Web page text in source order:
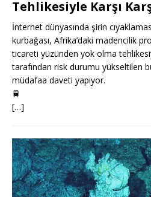
Tehlikesiyle Karşı
İnternet dünyasında şirin
kurbağası, Afrika’daki madencilik
ticareti yüzünden yok olma
tarafından risk durumu yükseltilen
müdafaa daveti yapıyor.
🚆
[…]